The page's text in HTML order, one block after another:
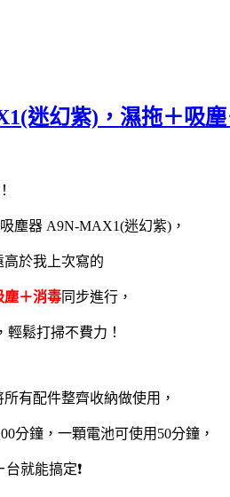
迷幻紫)，濕拖＋吸塵
塵器 A9N-MAX1(迷幻紫)，
於我上次寫的
塵＋消毒同步進行，
輕鬆打掃不費力！
有配件整齊收納做使用，
分鐘，一顆電池可使用50分鐘，
就能搞定❗️